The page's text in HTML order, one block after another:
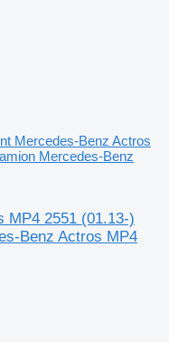
Mercedes-Benz Actros
Mercedes-Benz
MP4 2551 (01.13-)
Benz Actros MP4